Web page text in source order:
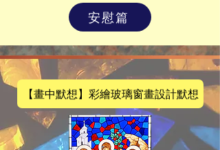
安慰篇
【畫中默想】彩繪玻璃窗畫設計默想